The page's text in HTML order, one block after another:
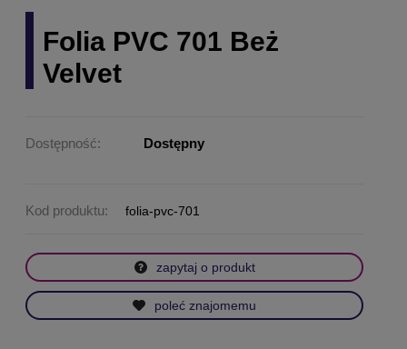
Folia PVC 701 Beż
Velvet
Dostępność: Dostępny
Kod produktu: folia-pvc-701
zapytaj o produkt
poleć znajomemu